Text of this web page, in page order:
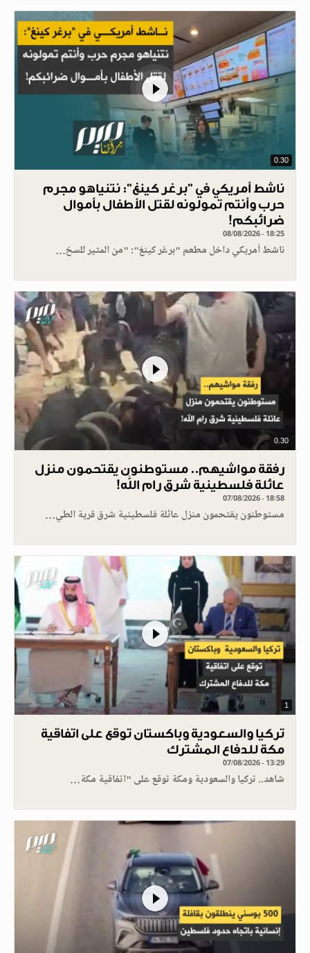
0.30
ناشط أمريكي في "برغر كينغ": نتنياهو مجرم
حرب وأنتم تمولونه لقتل الأطفال بأموال
ضرائبكم!
08/08/2026 - 18:25
ناشط أمريكي داخل مطعم "برغر كينغ": "من المثير للسخ…
0.30
رفقة مواشيهم.. مستوطنون يقتحمون منزل
عائلة فلسطينية شرق رام الله!
07/08/2026 - 18:58
مستوطنون يقتحمون منزل عائلة فلسطينية شرق قرية الطي…
1
تركيا والسعودية وباكستان توقع على اتفاقية
مكة للدفاع المشترك
07/08/2026 - 13:29
شاهد.. تركيا والسعودية ومكة توقع على "اتفاقية مكة…